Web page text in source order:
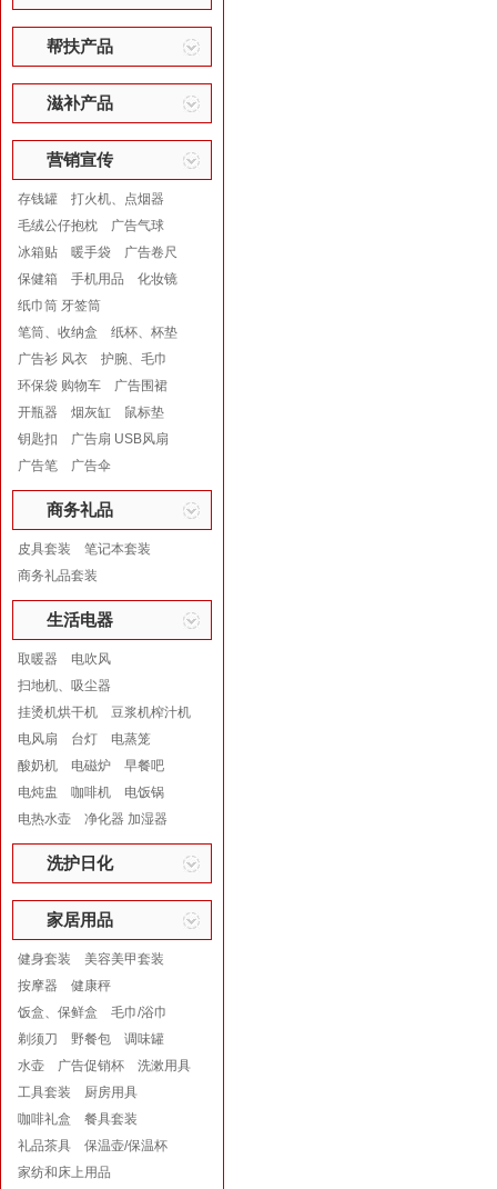
帮扶产品
滋补产品
营销宣传
存钱罐
打火机、点烟器
毛绒公仔抱枕
广告气球
冰箱贴
暖手袋
广告卷尺
保健箱
手机用品
化妆镜
纸巾筒 牙签筒
笔筒、收纳盒
纸杯、杯垫
广告衫 风衣
护腕、毛巾
环保袋 购物车
广告围裙
开瓶器
烟灰缸
鼠标垫
钥匙扣
广告扇 USB风扇
广告笔
广告伞
商务礼品
皮具套装
笔记本套装
商务礼品套装
生活电器
取暖器
电吹风
扫地机、吸尘器
挂烫机烘干机
豆浆机榨汁机
电风扇
台灯
电蒸笼
酸奶机
电磁炉
早餐吧
电炖盅
咖啡机
电饭锅
电热水壶
净化器 加湿器
洗护日化
家居用品
健身套装
美容美甲套装
按摩器
健康秤
饭盒、保鲜盒
毛巾/浴巾
剃须刀
野餐包
调味罐
水壶
广告促销杯
洗漱用具
工具套装
厨房用具
咖啡礼盒
餐具套装
礼品茶具
保温壶/保温杯
家纺和床上用品